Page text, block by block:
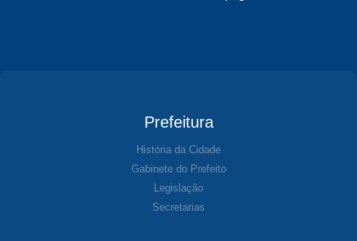
Prefeitura
História da Cidade
Gabinete do Prefeito
Legislação
Secretarias